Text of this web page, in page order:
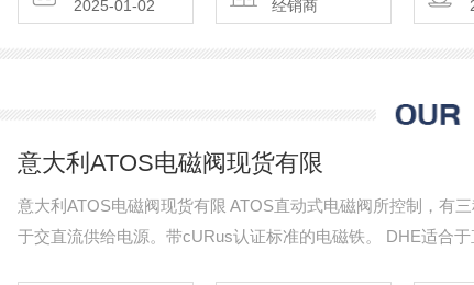
2025-01-02
经销商
意大利ATOS电磁阀现货有限
意大利ATOS电磁阀现货有限 ATOS直动式电磁阀所控制，有
于交直流供给电源。带cURus认证标准的电磁铁。 DHE适合